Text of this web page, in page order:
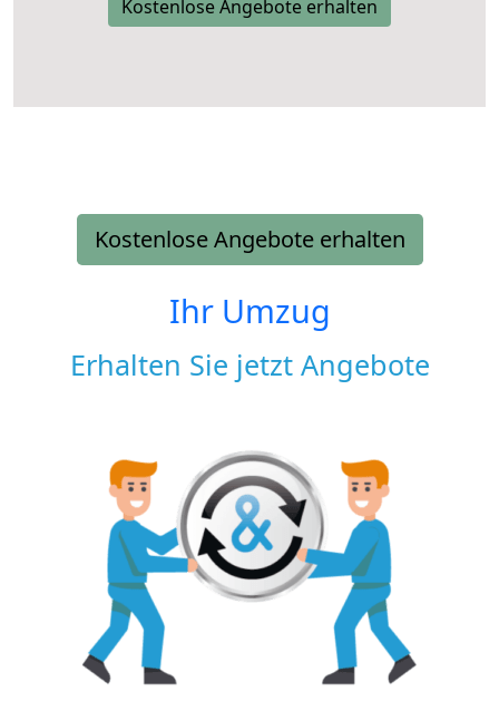
Kostenlose Angebote erhalten
Kostenlose Angebote erhalten
Ihr Umzug
Erhalten Sie jetzt Angebote